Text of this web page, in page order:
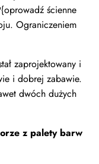
ścienne
Ograniczeniem
zaprojektowany i
i dobrej zabawie.
dwóch dużych
z palety barw